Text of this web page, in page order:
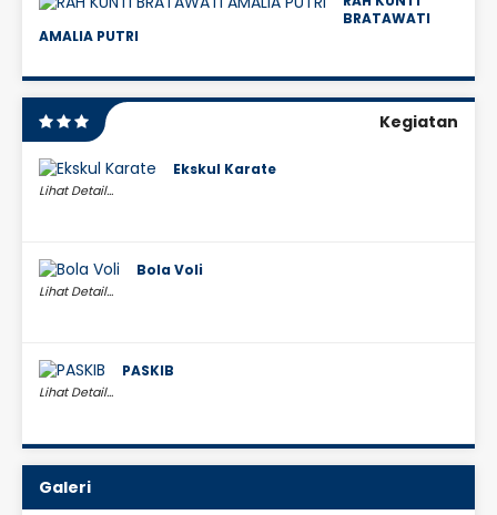
BRATAWATI
AMALIA PUTRI
Kegiatan
Ekskul Karate
Lihat Detail...
Bola Voli
Lihat Detail...
PASKIB
Lihat Detail...
Galeri